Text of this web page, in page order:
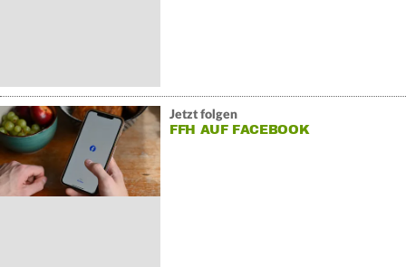
Jetzt folgen
FFH AUF FACEBOOK